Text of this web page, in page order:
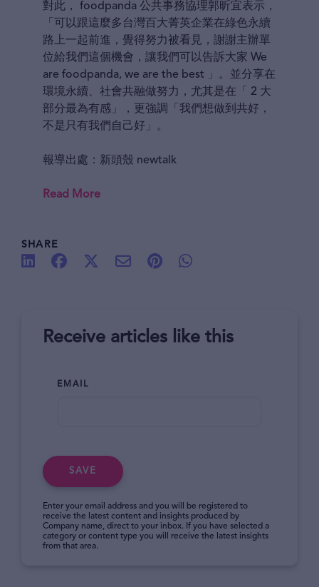
對此， foodpanda 公共事務協理郭昕宜表示，
「可以跟這麼多台灣百大菁英企業在綠色永續
路上一起前進，覺得努力被看見，謝謝主辦單
位給我們這個機會，讓我們可以告訴大家 We
are foodpanda, we are the best 」。並分享在
環境永續、社會共融做努力，尤其是在「 2 大
部分最為有感」，更強調「我們想做到共好，
不是只有我們自己好」。
報導出處：新頭殼 newtalk
Read More
SHARE
Receive articles like this
EMAIL
SAVE
Enter your email address and you will be registered to
receive the latest content and insights produced by
Company name, direct to your inbox. If you have selected a
category or content type you will receive the latest insights
from that area.